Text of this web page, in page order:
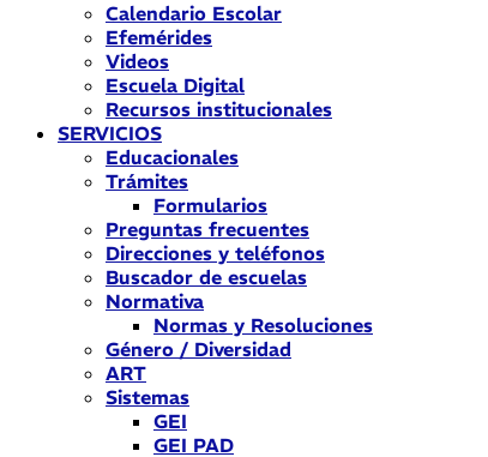
Calendario Escolar
Efemérides
Videos
Escuela Digital
Recursos institucionales
SERVICIOS
Educacionales
Trámites
Formularios
Preguntas frecuentes
Direcciones y teléfonos
Buscador de escuelas
Normativa
Normas y Resoluciones
Género / Diversidad
ART
Sistemas
GEI
GEI PAD